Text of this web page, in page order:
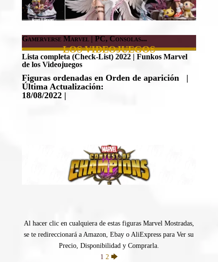
Gamerverse Marvel | PC, Consolas...
LOS VIDEOJUEGOS
Lista completa (Check-List) 2022 | Funkos Marvel
de los Videojuegos
Figuras ordenadas en Orden de aparición |
Última Actualización:
18/08/2022 |
Al hacer clic en cualquiera de estas figuras Marvel Mostradas,
se te redireccionará a Amazon, Ebay o AliExpress para Ver su
Precio, Disponibilidad y Comprarla.
1 2 🡆